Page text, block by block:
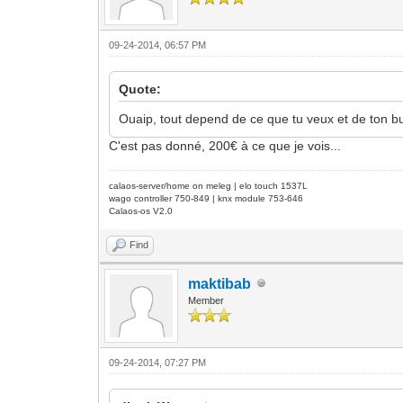
09-24-2014, 06:57 PM
Quote:
Ouaip, tout depend de ce que tu veux et de ton
C'est pas donné, 200€ à ce que je vois...
calaos-server/home on meleg | elo touch 1537L
wago controller 750-849 | knx module 753-646
Calaos-os V2.0
Find
maktibab
Member
09-24-2014, 07:27 PM